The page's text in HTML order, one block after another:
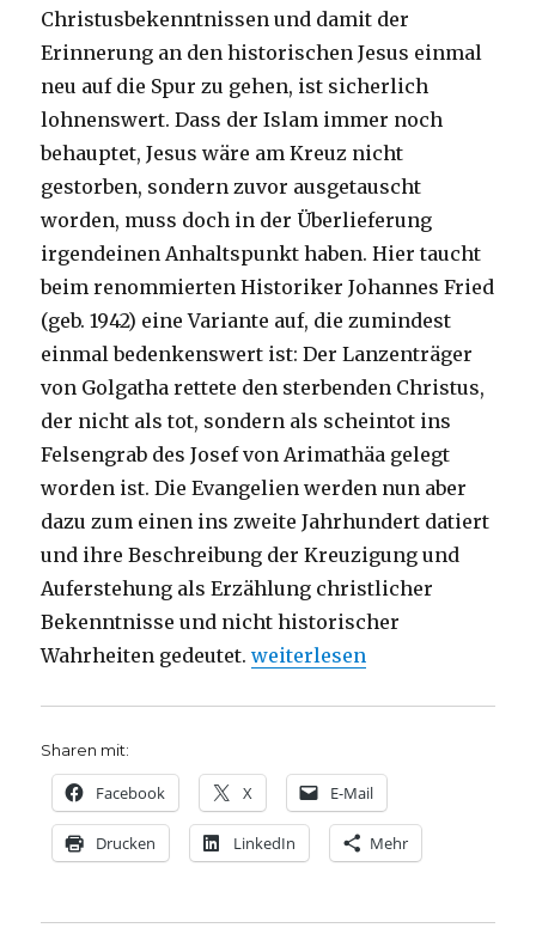
Christusbekenntnissen und damit der
Erinnerung an den historischen Jesus einmal
neu auf die Spur zu gehen, ist sicherlich
lohnenswert. Dass der Islam immer noch
behauptet, Jesus wäre am Kreuz nicht
gestorben, sondern zuvor ausgetauscht
worden, muss doch in der Überlieferung
irgendeinen Anhaltspunkt haben. Hier taucht
beim renommierten Historiker Johannes Fried
(geb. 1942) eine Variante auf, die zumindest
einmal bedenkenswert ist: Der Lanzenträger
von Golgatha rettete den sterbenden Christus,
der nicht als tot, sondern als scheintot ins
Felsengrab des Josef von Arimathäa gelegt
worden ist. Die Evangelien werden nun aber
dazu zum einen ins zweite Jahrhundert datiert
und ihre Beschreibung der Kreuzigung und
Auferstehung als Erzählung christlicher
Bekenntnisse und nicht historischer
Wahrheiten gedeutet.„Erste Hilfe am leidenden
weiterlesen
Sharen mit:
Facebook X E-Mail
Drucken LinkedIn Mehr